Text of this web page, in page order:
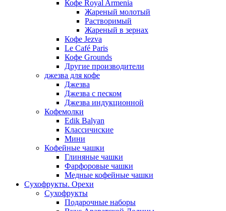
Кофе Royal Armenia
Жареный молотый
Растворимый
Жареный в зернах
Кофе Jezva
Le Café Paris
Кофе Grounds
Другие производители
джезва для кофе
Джезва
Джезва с песком
Джезва индукционной
Кофемолки
Edik Balyan
Классичиские
Мини
Кофейные чашки
Глиняные чашки
Фарфоровые чашки
Медные кофейные чашки
Сухофрукты. Орехи
Сухофрукты
Подарочные наборы